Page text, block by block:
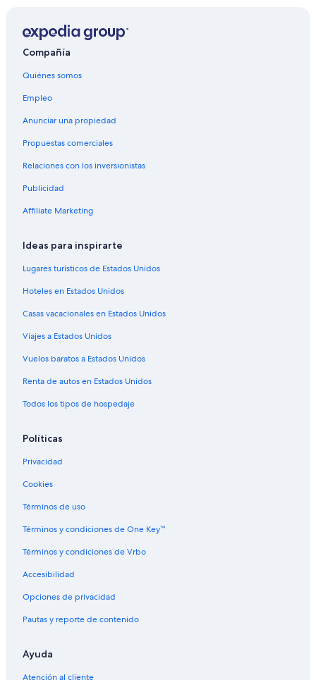
Compañía
Quiénes somos
Empleo
Anunciar una propiedad
Propuestas comerciales
Relaciones con los inversionistas
Publicidad
Affiliate Marketing
Ideas para inspirarte
Lugares turísticos de Estados Unidos
Hoteles en Estados Unidos
Casas vacacionales en Estados Unidos
Viajes a Estados Unidos
Vuelos baratos a Estados Unidos
Renta de autos en Estados Unidos
Todos los tipos de hospedaje
Políticas
Privacidad
Cookies
Términos de uso
Términos y condiciones de One Key™
Términos y condiciones de Vrbo
Accesibilidad
Opciones de privacidad
Pautas y reporte de contenido
Ayuda
Atención al cliente